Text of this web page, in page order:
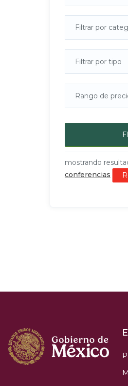
Filtrar por
Filtrar por tipo
Rango de
mostrando
conferencias